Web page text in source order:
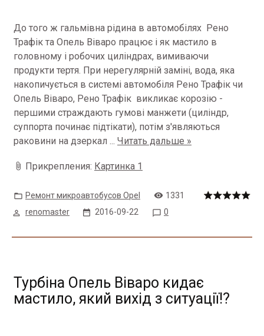
До того ж гальмівна рідина в автомобілях Рено
Трафік та Опель Віваро працює і як мастило в
головному і робочих циліндрах, вимиваючи
продукти тертя. При нерегулярній заміні, вода, яка
накопичується в системі автомобіля Рено Трафік чи
Опель Віваро, Рено Трафік викликає корозію -
першими страждають гумові манжети (циліндр,
суппорта починає підтікати), потім з'являються
раковини на дзеркал ... Читать дальше »
Прикрепления: Картинка 1
Ремонт микроавтобусов Opel
1331
renomaster
2016-09-22 0
Турбіна Опель Віваро кидає
мастило, який вихід з ситуації!?